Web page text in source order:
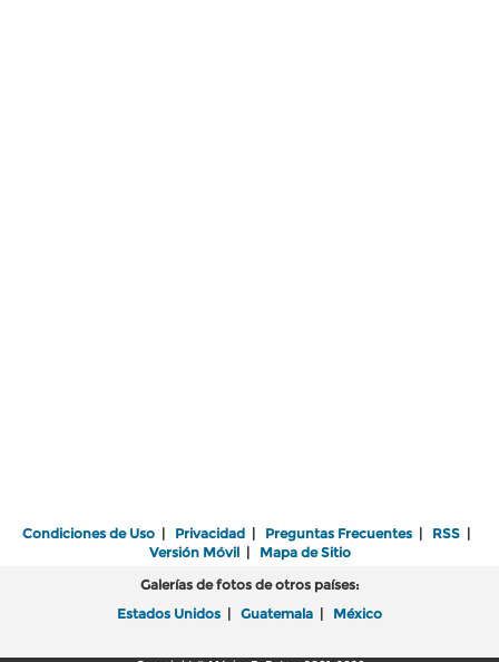
Condiciones de Uso | Privacidad | Preguntas Frecuentes | RSS |
Versión Móvil| Mapa de Sitio
Galerías de fotos de otros países:
Estados Unidos | Guatemala | México